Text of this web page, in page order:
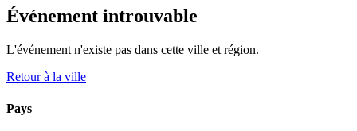
Événement introuvable
L'événement n'existe pas dans cette ville et région.
Retour à la ville
Pays